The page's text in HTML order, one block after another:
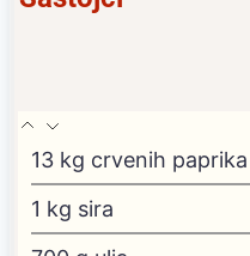
13 kg crvenih paprika
1 kg sira